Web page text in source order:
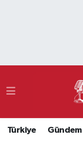
Türkiye Gündem
Namaz
Süper Lig